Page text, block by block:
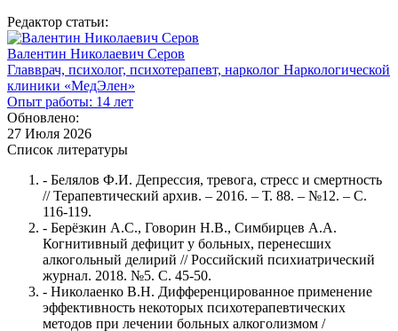
Редактор статьи:
Валентин Николаевич Серов
Главврач, психолог, психотерапевт, нарколог Наркологической
клиники «МедЭлен»
Опыт работы: 14 лет
Обновлено:
27 Июля 2026
Список литературы
- Белялов Ф.И. Депрессия, тревога, стресс и смертность
// Терапевтический архив. – 2016. – Т. 88. – №12. – С.
116-119.
- Берёзкин А.С., Говорин Н.В., Симбирцев А.А.
Когнитивный дефицит у больных, перенесших
алкогольный делирий // Российский психиатрический
журнал. 2018. №5. С. 45-50.
- Николаенко В.Н. Дифференцированное применение
эффективность некоторых психотерапевтических
методов при лечении больных алкоголизмом /